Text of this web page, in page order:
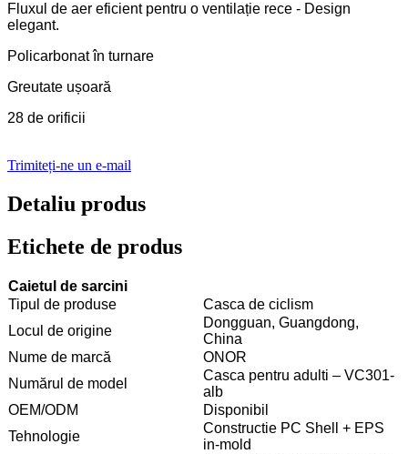
Fluxul de aer eficient pentru o ventilație rece - Design
elegant.
Policarbonat în turnare
Greutate ușoară
28 de orificii
Trimiteți-ne un e-mail
Detaliu produs
Etichete de produs
Caietul de sarcini
Tipul de produse
Casca de ciclism
Locul de origine
Dongguan, Guangdong,
China
Nume de marcă
ONOR
Numărul de model
Casca pentru adulti – VC301-
alb
OEM/ODM
Disponibil
Tehnologie
Constructie PC Shell + EPS
in-mold